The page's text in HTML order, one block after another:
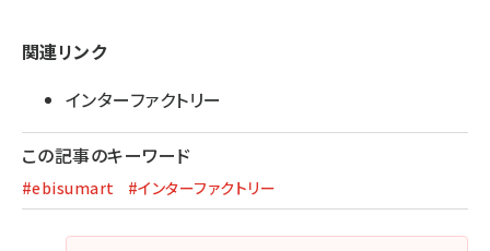
関連リンク
インターファクトリー
この記事のキーワード
#ebisumart #インターファクトリー